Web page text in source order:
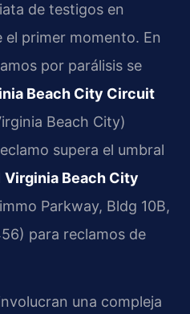
de testigos en
primer momento. En
por parálisis se
Beach City Circuit
Beach City)
supera el umbral
Virginia Beach City
Parkway, Bldg 10B,
para reclamos de
una compleja